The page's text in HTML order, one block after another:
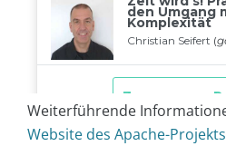
Weiterführende
Website des Apache-Projekts